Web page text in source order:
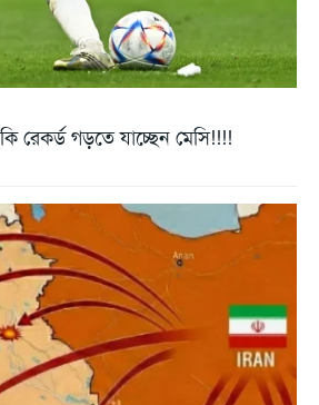
রেকর্ড গড়তে যাচ্ছেন মেসি!!!!